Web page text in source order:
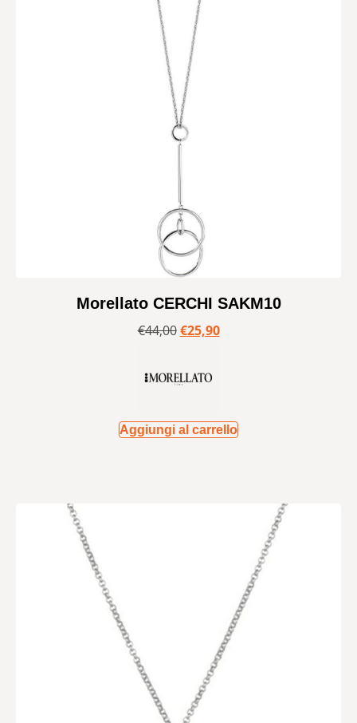
Morellato CERCHI SAKM10
€44,00 €25,90
Aggiungi al carrello